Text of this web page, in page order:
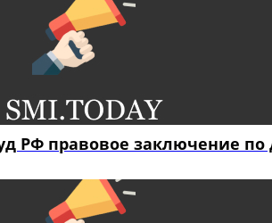
РФ правовое заключение по